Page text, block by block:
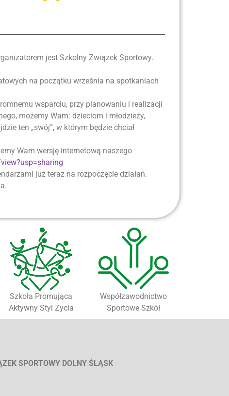
jest Szkolny Związek Sportowy.
na początku września na spotkaniach
wsparciu, przy planowaniu i realizacji
możemy Wam: dzieciom i młodzieży,
ten „swój”, w którym będzie chciał
Wam wersję internetową naszego
już teraz na rozpoczęcie działań.
Szkoła Promująca
Aktywny Styl Życia
Współzawodnictwo
Sportowe Szkół
SPORTOWY DOLNY ŚLĄSK